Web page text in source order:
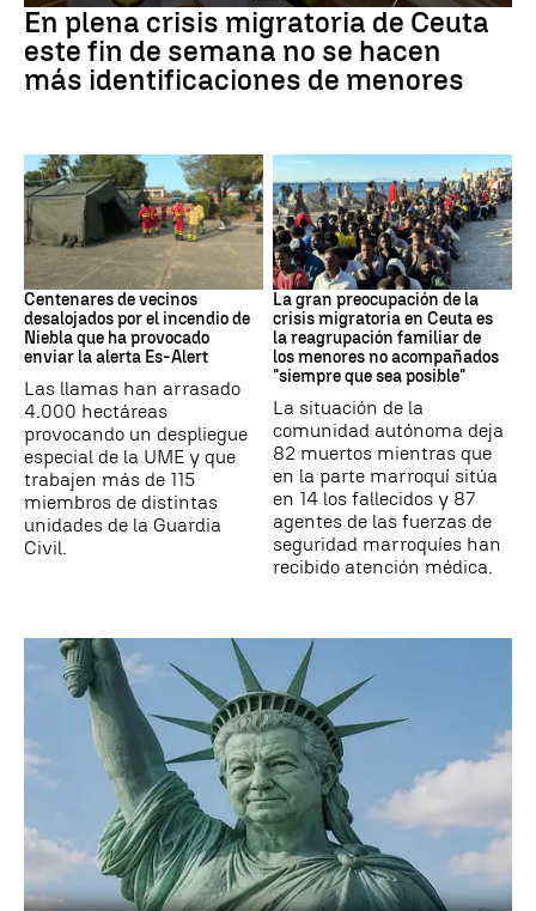
En plena crisis migratoria de Ceuta
este fin de semana no se hacen
más identificaciones de menores
Incendio
Centenares de vecinos
desalojados por el incendio de
Niebla que ha provocado
enviar la alerta Es-Alert
Las llamas han arrasado
4.000 hectáreas
provocando un despliegue
especial de la UME y que
trabajen más de 115
miembros de distintas
unidades de la Guardia
Civil.
CRISIS MIGRATORIA
La gran preocupación de la
crisis migratoria en Ceuta es
la reagrupación familiar de
los menores no acompañados
"siempre que sea posible"
La situación de la
comunidad autónoma deja
82 muertos mientras que
en la parte marroquí sitúa
en 14 los fallecidos y 87
agentes de las fuerzas de
seguridad marroquíes han
recibido atención médica.